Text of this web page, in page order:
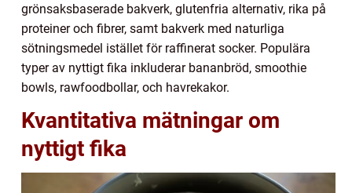
grönsaksbaserade bakverk, glutenfria alternativ, rika på
proteiner och fibrer, samt bakverk med naturliga
sötningsmedel istället för raffinerat socker. Populära
typer av nyttigt fika inkluderar bananbröd, smoothie
bowls, rawfoodbollar, och havrekakor.
Kvantitativa mätningar om
nyttigt fika